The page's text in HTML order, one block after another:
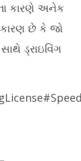
કારણે અનેક
છે કે જો
ડ્રાઇવિંગ